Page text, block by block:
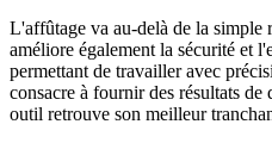
L'affûtage va au-delà de la simple
améliore également la sécurité et
permettant de travailler avec
consacre à fournir des résultats de
outil retrouve son meilleur